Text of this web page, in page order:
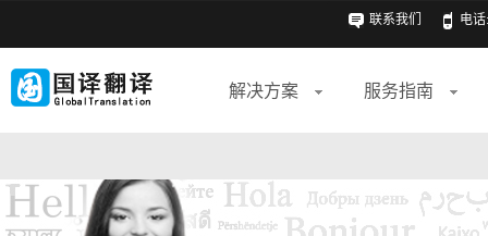
联系我们 电话
解决方案 服务指南